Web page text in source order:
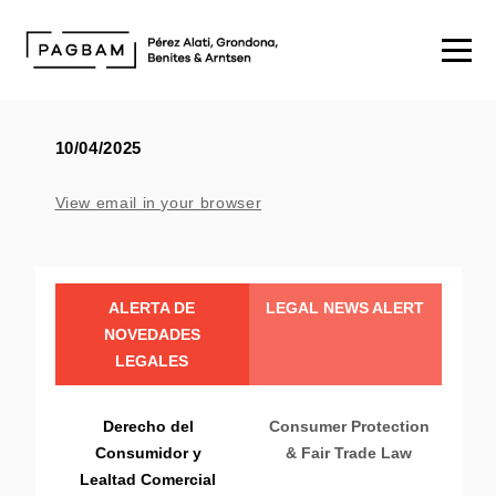
10/04/2025
View email in your browser
ALERTA DE
NOVEDADES
LEGALES
LEGAL NEWS ALERT
Derecho del
Consumidor y
Lealtad Comercial
Consumer Protection
& Fair Trade Law